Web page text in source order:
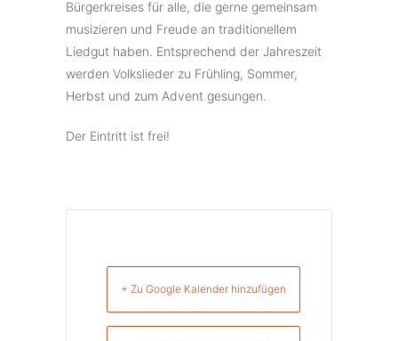
Bürgerkreises für alle, die gerne gemeinsam
musizieren und Freude an traditionellem
Liedgut haben. Entsprechend der Jahreszeit
werden Volkslieder zu Frühling, Sommer,
Herbst und zum Advent gesungen.
Der Eintritt ist frei!
+ Zu Google Kalender hinzufügen